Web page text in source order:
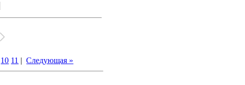
10 11 |Следующая »